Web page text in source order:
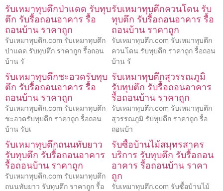
รับเหมาทุบตึกป่าแดด รับทุบ
ตึก รับรื้อถอนอาคาร รื้อ
ถอนบ้าน ราคาถูก
รับเหมาทุบตึก.com รับเหมาทุบตึก
ป่าแดด รับทุบตึก ราคาถูก รื้อถอน
บ้าน รั
รับเหมาทุบตึกควนโดน รับ
ทุบตึก รับรื้อถอนอาคาร รื้อ
ถอนบ้าน ราคาถูก
รับเหมาทุบตึก.com รับเหมาทุบตึก
ควนโดน รับทุบตึก ราคาถูก รื้อถอน
บ้าน รั
รับเหมาทุบตึกชะอวดรับทุบ
ตึก รับรื้อถอนอาคาร รื้อ
ถอนบ้าน ราคาถูก
รับเหมาทุบตึก.com รับเหมาทุบตึก
ชะอวดรับทุบตึก ราคาถูก รื้อถอน
บ้าน รับเ
รับเหมาทุบตึกสุวรรณภูมิ
รับทุบตึก รับรื้อถอนอาคาร
รื้อถอนบ้าน ราคาถูก
รับเหมาทุบตึก.com รับเหมาทุบตึก
สุวรรณภูมิ รับทุบตึก ราคาถูก รื้อ
ถอนบ้า
รับเหมาทุบตึกถนนทับยาว
รับทุบตึก รับรื้อถอนอาคาร
รื้อถอนบ้าน ราคาถูก
รับเหมาทุบตึก.com รับเหมาทุบตึก
ถนนทับยาว รับทุบตึก ราคาถูก รื้อ
รับซื้อบ้านไม้สมุทรสาคร
บริการ รับทุบตึก รับรื้อถอน
อาคาร รื้อถอนบ้าน ราคา
ถูก
รับเหมาทุบตึก.com รับซื้อบ้านไม้